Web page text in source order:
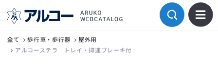
全て 歩行車・歩行器
屋外用
アルコーステラ トレイ・抑速ブレーキ付